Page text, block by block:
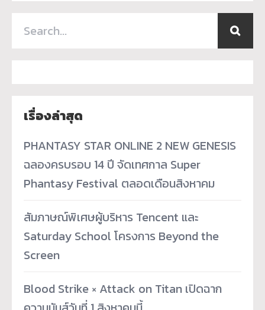
เรื่องล่าสุด
PHANTASY STAR ONLINE 2 NEW GENESIS
ฉลองครบรอบ 14 ปี จัดเทศกาล Super
Phantasy Festival ตลอดเดือนสิงหาคม
สัมภาษณ์พิเศษผู้บริหาร Tencent และ
Saturday School โครงการ Beyond the
Screen
Blood Strike × Attack on Titan เปิดฉาก